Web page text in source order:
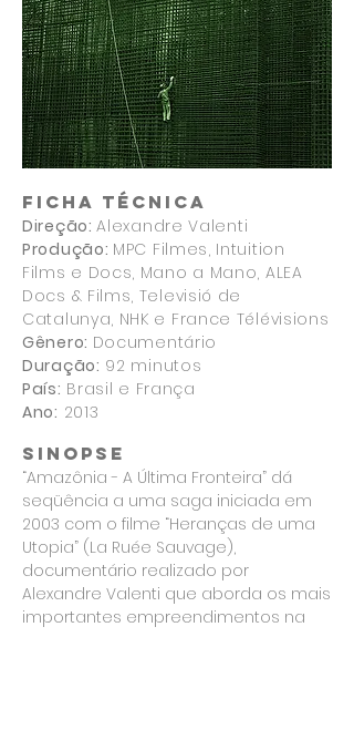
FICHA TÉCNICA
Direção:Alexandre Valenti
Produção: MPC Filmes, Intuition
Films e Docs, Mano a Mano, ALEA
Docs & Films, Televisió de
Catalunya, NHK e France Télévisions
Gênero: Documentário
Duração: 92 minutos
País: Brasil e França
Ano: 2013
sinopse
“Amazônia - A Última Fronteira” dá
seqüência a uma saga iniciada em
2003 com o filme “Heranças de uma
Utopia” (La Ruée Sauvage),
documentário realizado por
Alexandre Valenti que aborda os mais
importantes empreendimentos na